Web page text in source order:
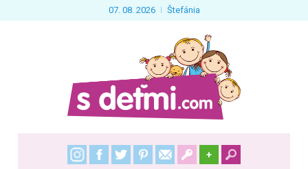
07. 08. 2026 Štefánia
+